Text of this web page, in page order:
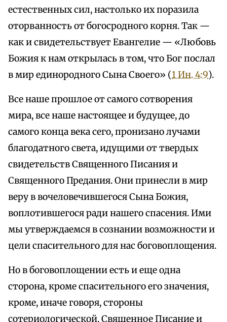
естественных сил, настолько их поразила
оторванность от богосродного корня. Так —
как и свидетельствует Евангелие — «Любовь
Божия к нам открылась в том, что Бог послал
в мир единородного Сына Своего» (1 Ин. 4:9).
Все наше прошлое от самого сотворения
мира, все наше настоящее и будущее, до
самого конца века сего, пронизано лучами
благодатного света, идущими от твердых
свидетельств Священного Писания и
Священного Предания. Они принесли в мир
веру в вочеловечившегося Сына Божия,
воплотившегося ради нашего спасения. Ими
мы утверждаемся в сознании возможности и
цели спасительного для нас боговоплощения.
Но в боговоплощении есть и еще одна
сторона, кроме спасительного его значения,
кроме, иначе говоря, стороны
сотериологической. Священное Писание и